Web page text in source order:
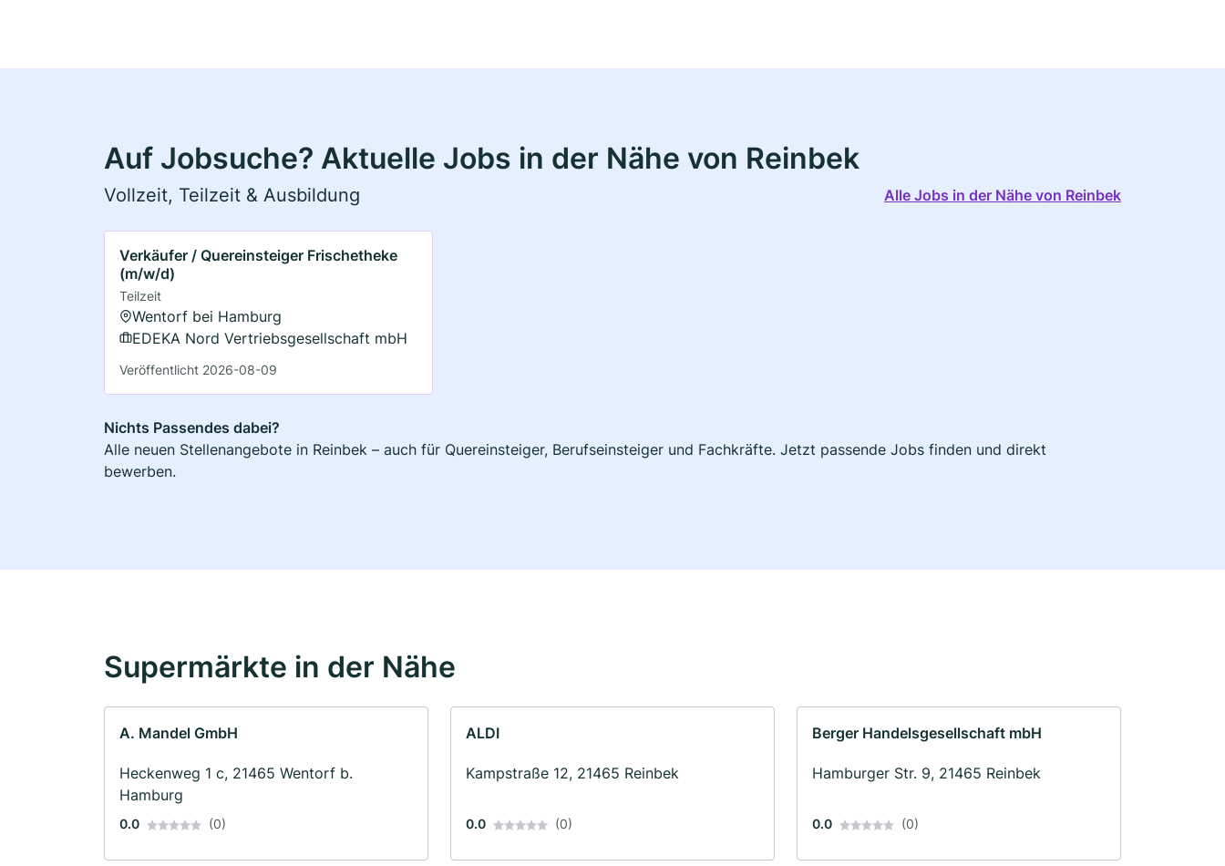
Auf Jobsuche? Aktuelle Jobs in der Nähe von Reinbek
Vollzeit, Teilzeit & Ausbildung Alle Jobs in der Nähe von Reinbek
Verkäufer / Quereinsteiger Frischetheke
(m/w/d)
Teilzeit
Wentorf bei Hamburg
EDEKA Nord Vertriebsgesellschaft mbH
Veröffentlicht 2026-08-09
Nichts Passendes dabei?
Alle neuen Stellenangebote in Reinbek – auch für Quereinsteiger, Berufseinsteiger und Fachkräfte. Jetzt passende Jobs finden und direkt
bewerben.
Supermärkte in der Nähe
A. Mandel GmbH
Heckenweg 1 c, 21465 Wentorf b.
Hamburg
0.0 (0)
ALDI
Kampstraße 12, 21465 Reinbek
0.0 (0)
Berger Handelsgesellschaft mbH
Hamburger Str. 9, 21465 Reinbek
0.0 (0)